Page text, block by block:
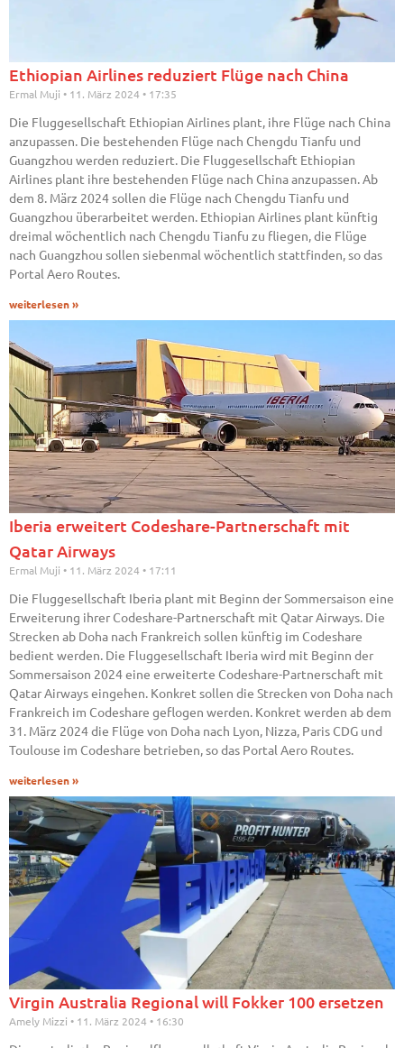
Ethiopian Airlines reduziert Flüge nach China
Ermal Muji 11. März 2024 17:35
Die Fluggesellschaft Ethiopian Airlines plant, ihre Flüge nach China
anzupassen. Die bestehenden Flüge nach Chengdu Tianfu und
Guangzhou werden reduziert. Die Fluggesellschaft Ethiopian
Airlines plant ihre bestehenden Flüge nach China anzupassen. Ab
dem 8. März 2024 sollen die Flüge nach Chengdu Tianfu und
Guangzhou überarbeitet werden. Ethiopian Airlines plant künftig
dreimal wöchentlich nach Chengdu Tianfu zu fliegen, die Flüge
nach Guangzhou sollen siebenmal wöchentlich stattfinden, so das
Portal Aero Routes.
weiterlesen »
Iberia erweitert Codeshare-Partnerschaft mit
Qatar Airways
Ermal Muji 11. März 2024 17:11
Die Fluggesellschaft Iberia plant mit Beginn der Sommersaison eine
Erweiterung ihrer Codeshare-Partnerschaft mit Qatar Airways. Die
Strecken ab Doha nach Frankreich sollen künftig im Codeshare
bedient werden. Die Fluggesellschaft Iberia wird mit Beginn der
Sommersaison 2024 eine erweiterte Codeshare-Partnerschaft mit
Qatar Airways eingehen. Konkret sollen die Strecken von Doha nach
Frankreich im Codeshare geflogen werden. Konkret werden ab dem
31. März 2024 die Flüge von Doha nach Lyon, Nizza, Paris CDG und
Toulouse im Codeshare betrieben, so das Portal Aero Routes.
weiterlesen »
Virgin Australia Regional will Fokker 100 ersetzen
Amely Mizzi 11. März 2024 16:30